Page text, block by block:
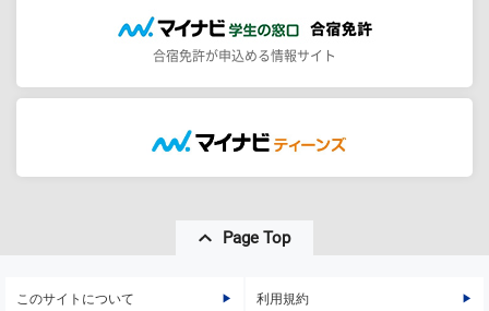
合宿免許が申込める情報サイト
Page Top
このサイトについて 利用規約